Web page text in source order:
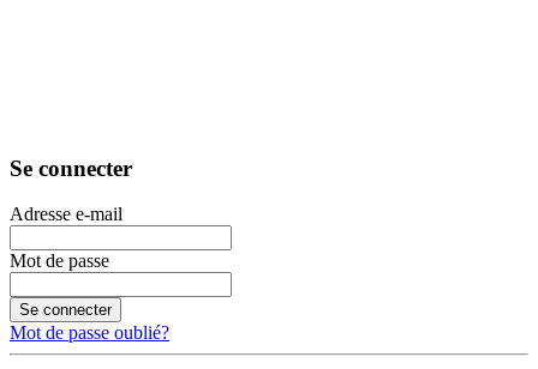
Se connecter
Adresse e-mail
Mot de passe
Se connecter
Mot de passe oublié?